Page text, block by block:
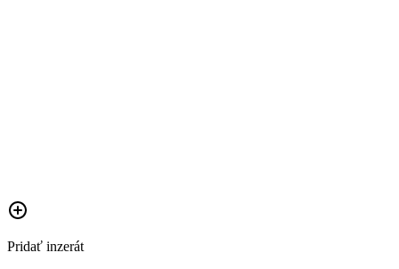
Pridať inzerát